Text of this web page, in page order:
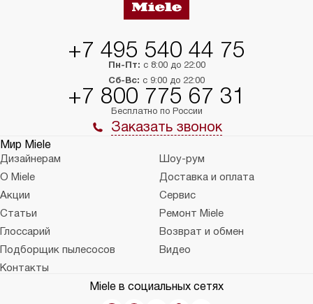
+7 495 540 44 75
Пн-Пт: с 8:00 до 22:00
Сб-Вс: с 9:00 до 22:00
+7 800 775 67 31
Бесплатно по России
Заказать звонок
Мир Miele
Дизайнерам
Шоу-рум
О Miele
Доставка и оплата
Акции
Сервис
Статьи
Ремонт Miele
Глоссарий
Возврат и обмен
Подборщик пылесосов
Видео
Контакты
Miele в социальных сетях